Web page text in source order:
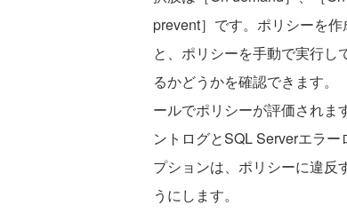
prevent］です。ポリシーを
と、ポリシーを手動で実行し
るかどうかを確認できます。
ールでポリシーが評価されま
ントログとSQL Serverエラ
プションは、ポリシーに違反
うにします。